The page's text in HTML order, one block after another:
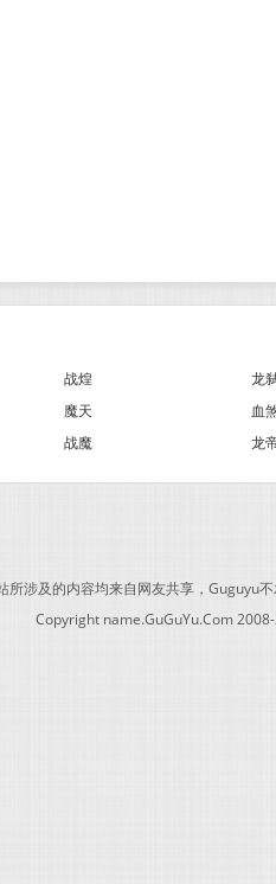
战煌
龙
魔天
血
战魔 龙
所涉及的内容均来自网友共享，Guguyu
Copyright name.GuGuYu.Com